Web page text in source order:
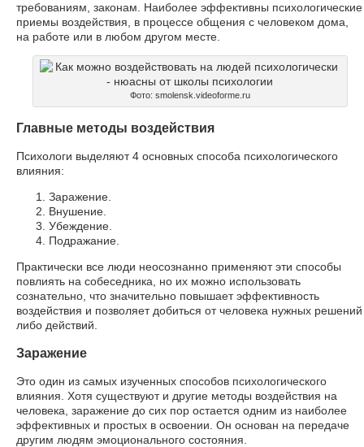
требованиям, законам. Наиболее эффективны психологические
приемы воздействия, в процессе общения с человеком дома,
на работе или в любом другом месте.
Фото: smolensk.videoforme.ru
Главные методы воздействия
Психологи выделяют 4 основных способа психологического
влияния:
Заражение.
Внушение.
Убеждение.
Подражание.
Практически все люди неосознанно применяют эти способы
повлиять на собеседника, но их можно использовать
сознательно, что значительно повышает эффективность
воздействия и позволяет добиться от человека нужных решений
либо действий.
Заражение
Это один из самых изученных способов психологического
влияния. Хотя существуют и другие методы воздействия на
человека, заражение до сих пор остается одним из наиболее
эффективных и простых в освоении. Он основан на передаче
другим людям эмоционального состояния.